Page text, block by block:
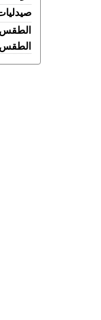
الخميس 06 غشت | 11:26
حكومة
العبور